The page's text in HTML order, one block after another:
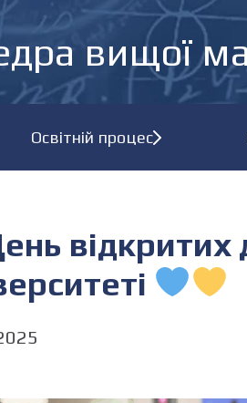
вищої
Освітній процес
відкритих